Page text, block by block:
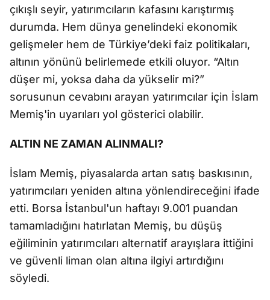
çıkışlı seyir, yatırımcıların kafasını karıştırmış
durumda. Hem dünya genelindeki ekonomik
gelişmeler hem de Türkiye’deki faiz politikaları,
altının yönünü belirlemede etkili oluyor. “Altın
düşer mi, yoksa daha da yükselir mi?”
sorusunun cevabını arayan yatırımcılar için İslam
Memiş'in uyarıları yol gösterici olabilir.
ALTIN NE ZAMAN ALINMALI?
İslam Memiş, piyasalarda artan satış baskısının,
yatırımcıları yeniden altına yönlendireceğini ifade
etti. Borsa İstanbul'un haftayı 9.001 puandan
tamamladığını hatırlatan Memiş, bu düşüş
eğiliminin yatırımcıları alternatif arayışlara ittiğini
ve güvenli liman olan altına ilgiyi artırdığını
söyledi.